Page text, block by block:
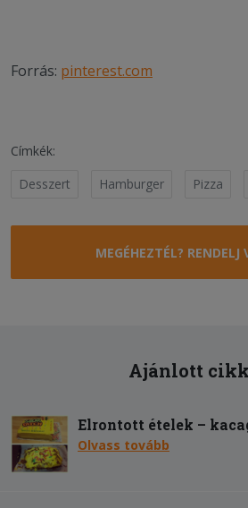
Forrás: pinterest.com
Címkék:
Desszert
Hamburger Pizza
MEGÉHEZTÉL?
Ajánlott
Elrontott ételek –
Olvass tovább